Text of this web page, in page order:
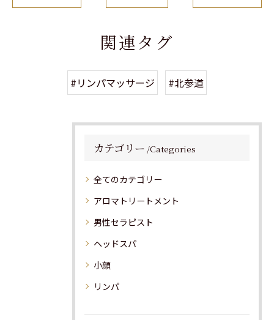
関連タグ
#リンパマッサージ #北参道
カテゴリー Categories
全てのカテゴリー
アロマトリートメント
男性セラピスト
ヘッドスパ
小顔
リンパ